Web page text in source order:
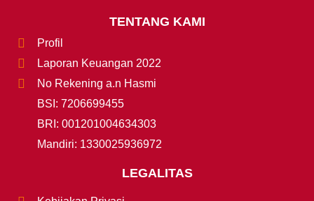
TENTANG KAMI
Profil
Laporan Keuangan 2022
No Rekening a.n Hasmi
BSI: 7206699455
BRI: 001201004634303
Mandiri: 1330025936972
LEGALITAS